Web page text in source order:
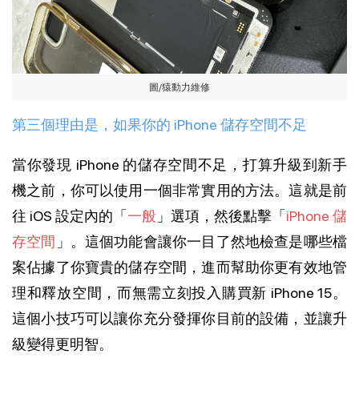
圖/猿動力維修
第三個理由是，如果你的 iPhone 儲存空間不足
當你發現 iPhone 的儲存空間不足，打算升級到新手
機之前，你可以使用一個非常實用的方法。這就是前
往 iOS 設定內的「一般 」選項，然後點擊「iPhone 儲
存空間 」。這個功能會讓你一目了然地檢查是哪些檔
案佔據了你寶貴的儲存空間，進而幫助你更有效地管
理和釋放空間，而無需立刻投入購買新 iPhone 15。
這個小技巧可以讓你充分發揮你目前的設備，並讓升
級變得更明智。